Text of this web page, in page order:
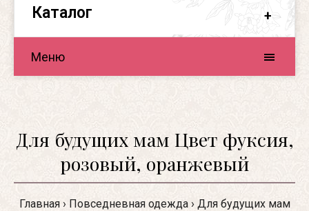
Каталог
Меню
Для будущих мам Цвет фуксия,
розовый, оранжевый
Главная Повседневная одежда Для будущих мам